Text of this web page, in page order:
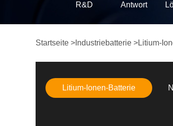
R&D
Antwort
Startseite > Industriebatterie >Litium-
Litium-Ionen-Batterie